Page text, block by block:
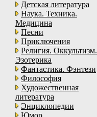
Детская литература
Наука. Техника.
Медицина
Песни
Приключения
Религия. Оккультизм.
Эзотерика
Фантастика. Фэнтези
Философия
Художественная
литература
Энциклопедии
Юмор